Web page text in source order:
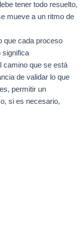
tener todo resuelto,
mueve a un ritmo de
que cada proceso
significa
camino que se está
de validar lo que
permitir un
si es necesario,